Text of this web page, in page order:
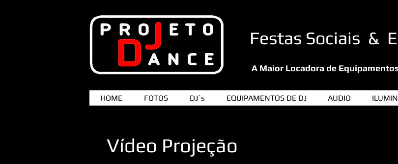
Festas Sociais &
A Maior Locadora de
HOME FOTOS DJ´s EQUIPAMENTOS DE DJ AUDIO
Vídeo Projeção